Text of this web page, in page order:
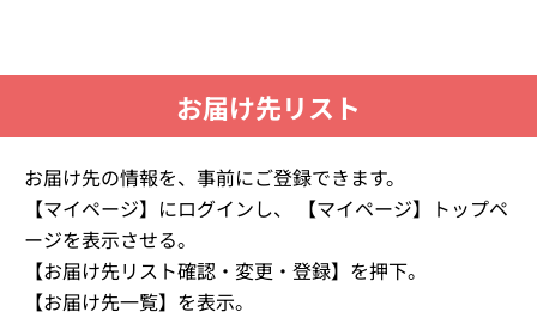
お届け先リスト
お届け先の情報を、事前にご登録できます。
【マイページ】にログインし、 【マイページ】トップペ
ージを表示させる。
【お届け先リスト確認・変更・登録】を押下。
【お届け先一覧】を表示。